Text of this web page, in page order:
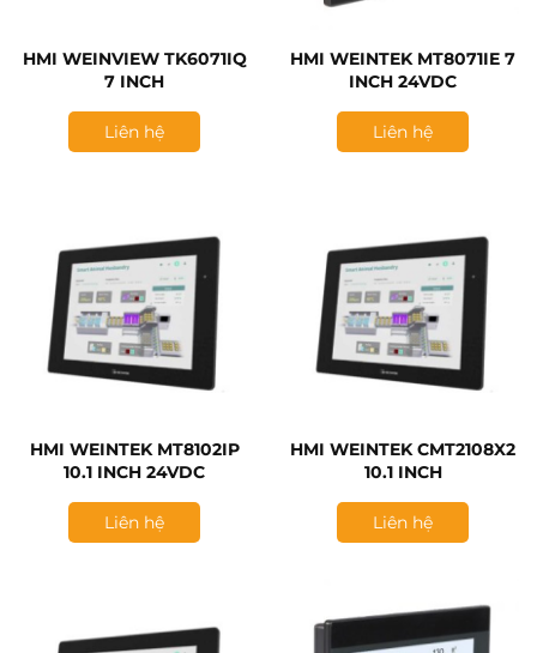
HMI WEINVIEW TK6071IQ
7 INCH
Liên hệ
HMI WEINTEK MT8071IE 7
INCH 24VDC
Liên hệ
HMI WEINTEK MT8102IP
10.1 INCH 24VDC
Liên hệ
HMI WEINTEK CMT2108X2
10.1 INCH
Liên hệ